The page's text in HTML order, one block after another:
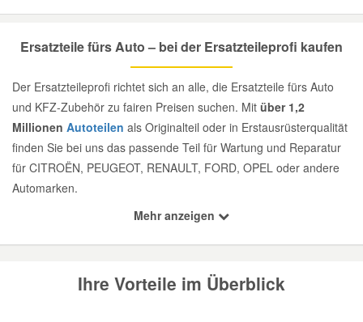
Ersatzteile fürs Auto – bei der Ersatzteileprofi kaufen
Der Ersatzteileprofi richtet sich an alle, die Ersatzteile fürs Auto
und KFZ-Zubehör zu fairen Preisen suchen. Mit über 1,2
Millionen Autoteilen als Originalteil oder in Erstausrüsterqualität
finden Sie bei uns das passende Teil für Wartung und Reparatur
für CITROËN, PEUGEOT, RENAULT, FORD, OPEL oder andere
Automarken.
Mehr anzeigen
Ihre Vorteile im Überblick